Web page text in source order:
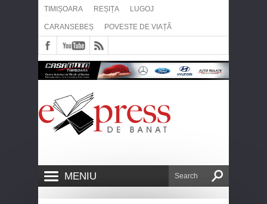
TIMIȘOARA REȘIȚA LUGOJ
CARANSEBEȘ POVESTE DE VIAȚĂ
MENIU